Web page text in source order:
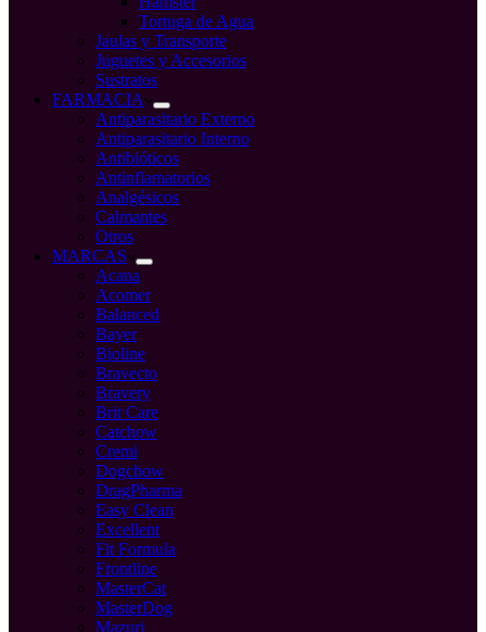
Tortuga de Agua
Jaulas y Transporte
Juguetes y Accesorios
Sustratos
FARMACIA
Antiparasitario Externo
Antiparasitario Interno
Antibióticos
Antinflamatorios
Analgésicos
Calmantes
Otros
MARCAS
Acana
Acomer
Balanced
Bayer
Bioline
Bravecto
Bravery
Brit Care
Catchow
Cremi
Dogchow
DragPharma
Easy Clean
Excellent
Fit Formula
Frontline
MasterCat
MasterDog
Mazuri